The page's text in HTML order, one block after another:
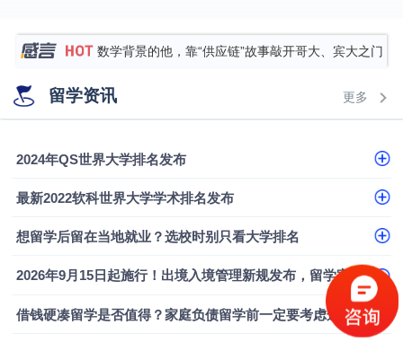
硕士录取
数学背景的他，靠“供应链”故事敲开哥大、宾大之门
香港浸会大学伦理与公共事务硕士录取
融会计硕士实录
​恭喜Z同学荣获剑桥大学录取
留学资讯 更多
2024年QS世界大学排名发布
最新2022软科世界大学学术排名发布
想留学后留在当地就业？选校时别只看大学排名
2026年9月15日起施行！出境入境管理新规发布，留学家庭需要关注什么？
借钱硬凑留学是否值得？家庭负债留学前一定要考虑这几个问题